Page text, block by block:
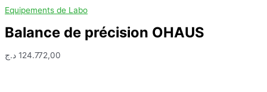
Equipements de Labo
Balance de précision OHAUS
124.772,00 د.ج